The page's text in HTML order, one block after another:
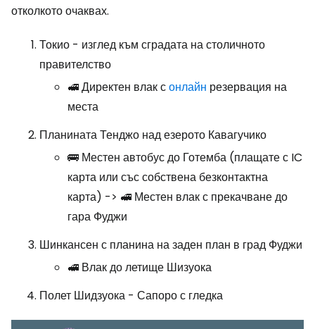
отколкото очаквах.
Токио - изглед към сградата на столичното
правителство
🚅 Директен влак сонлайн резервация на
места
Планината Тенджо над езерото Кавагучико
🚌 Местен автобус до Готемба (плащате с IC
карта или със собствена безконтактна
карта) -> 🚅 Местен влак с прекачване до
гара Фуджи
Шинкансен с планина на заден план в град Фуджи
🚅 Влак до летище Шизуока
Полет Шидзуока - Сапоро с гледка